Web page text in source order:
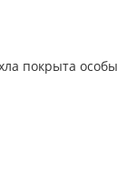
покрыта